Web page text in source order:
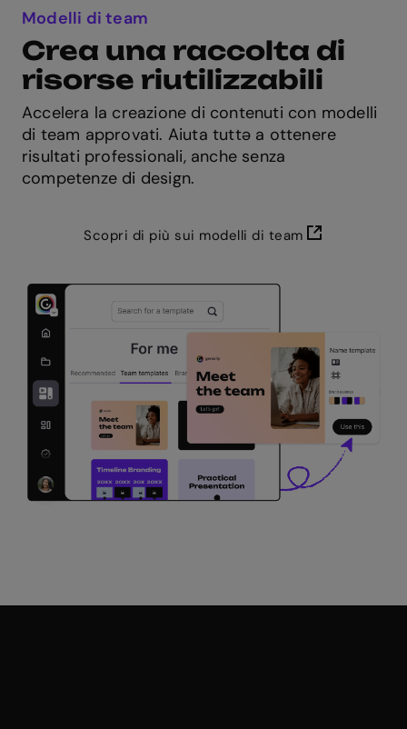
Modelli di team
Crea una raccolta di
risorse riutilizzabili
Accelera la creazione di contenuti con modelli
di team approvati. Aiuta tuttə a ottenere
risultati professionali, anche senza
competenze di design.
Scopri di più sui modelli di team